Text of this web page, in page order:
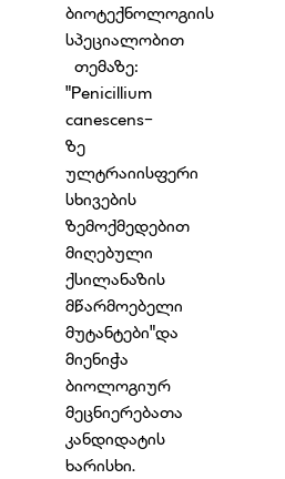
ბიოტექნოლოგიის
სპეციალობით
თემაზე:
"Penicillium
canescens-
ზე
ულტრაიისფერი
სხივების
ზემოქმედებით
მიღებული
ქსილანაზის
მწარმოებელი
მუტანტები"და
მიენიჭა
ბიოლოგიურ
მეცნიერებათა
კანდიდატის
ხარისხი.